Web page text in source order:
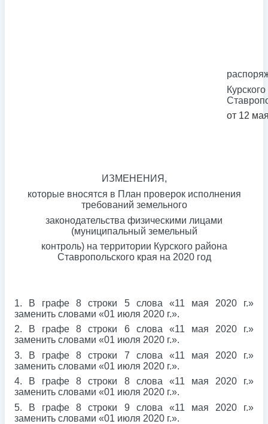
от 12
ИЗМЕНЕНИЯ,
которые вносятся в План проверок исполнения
требований земельного
законодательства физическими лицами
(муниципальный земельный
контроль) на территории Курского района
Ставропольского края на 2020 год
1. В графе 8 строки 5 слова «11 мая 2020 г.»
заменить словами «01 июля 2020 г.».
2. В графе 8 строки 6 слова «11 мая 2020 г.»
заменить словами «01 июля 2020 г.».
3. В графе 8 строки 7 слова «11 мая 2020 г.»
заменить словами «01 июля 2020 г.».
4. В графе 8 строки 8 слова «11 мая 2020 г.»
заменить словами «01 июля 2020 г.».
5. В графе 8 строки 9 слова «11 мая 2020 г.»
заменить словами «01 июля 2020 г.».